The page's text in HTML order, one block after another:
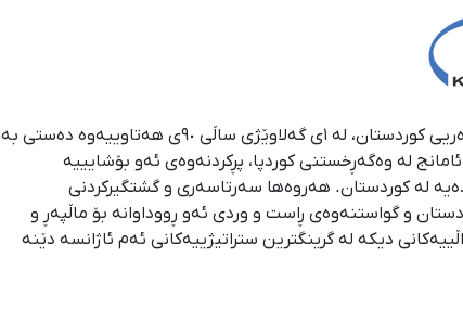
ئاژانسی هەواڵدەریی کوردستان، لە ١ی گەلاوێژی ساڵی ٩٠ی هەتاوییەوە دەستی بە
لە وەگەڕخستنی كوردپا، پڕكردنەوەی ئەو بۆشایییە
لە كوردستان. هەروەها سەرتاسەری و گشتگیركردنی
و گواستنەوەی ڕاست و وردی ئەو ڕووداوانە بۆ ماڵپەڕ و
دیكە لە گرینگترین ستراتیژییەكانی ئەم ئاژانسە دێنە